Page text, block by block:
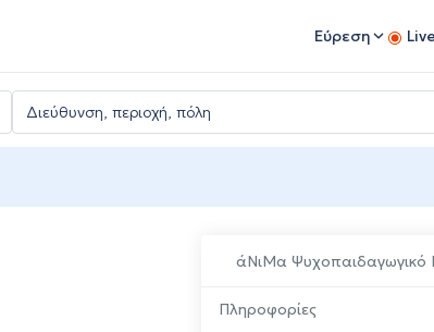
Εύρεση
άΝιΜα Ψυχοπαιδαγωγικό
Πληροφορίες